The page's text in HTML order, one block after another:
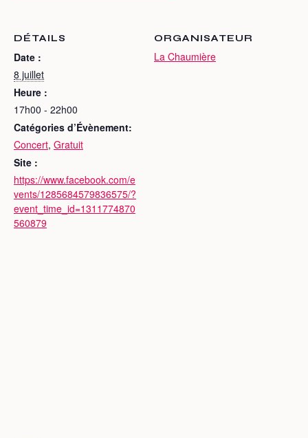
DÉTAILS
Date :
8 juillet
Heure :
17h00 - 22h00
Catégories d’Évènement:
Concert, Gratuit
Site :
https://www.facebook.com/e
vents/1285684579836575/?
event_time_id=1311774870
560879
ORGANISATEUR
La Chaumière